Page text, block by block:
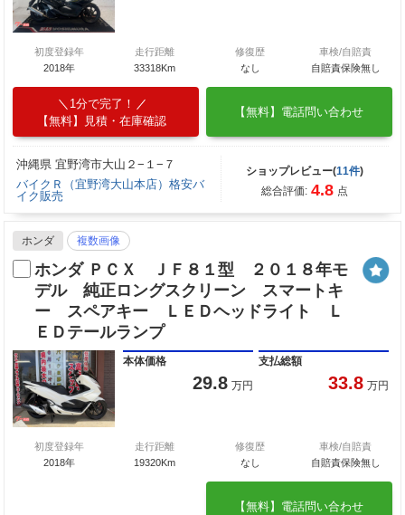
初度登録年
2018年
走行距離
33318Km
修復歴
なし
車検/自賠責
自賠責保険無し
1分で完了！
【無料】見積・在庫確認
【無料】電話問い合わせ
沖縄県 宜野湾市大山２−１−７
バイクＲ（宜野湾大山本店）格安バ
イク販売
ショップレビュー(11件)
総合評価: 4.8 点
ホンダ 複数画像
ホンダ ＰＣＸ ＪＦ８１型 ２０１８年モ
デル 純正ロングスクリーン スマートキ
ー スペアキー ＬＥＤヘッドライト Ｌ
ＥＤテールランプ
本体価格
29.8 万円
支払総額
33.8 万円
初度登録年
2018年
走行距離
19320Km
修復歴
なし
車検/自賠責
自賠責保険無し
【無料】電話問い合わせ